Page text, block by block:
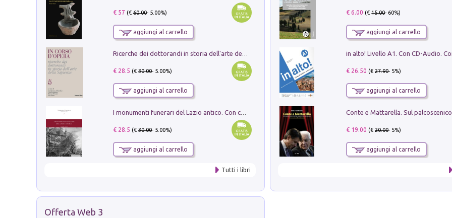
€ 57 (€60.00- 5.00%)
aggiungi al carrello
Ricerche dei dottorandi in storia dell'arte della Sapienza
€ 28.5 (€30.00- 5.00%)
aggiungi al carrello
I monumenti funerari del Lazio antico. Con cartella con tavole
€ 28.5 (€30.00- 5.00%)
aggiungi al carrello
Tutti i libri
€ 6.00 (€15.00- 60%)
aggiungi al carrello
€ 26.50 (€27.90- 5%)
aggiungi al carrello
€ 19.00 (€20.00- 5%)
aggiungi al carrello
Offerta Web 3